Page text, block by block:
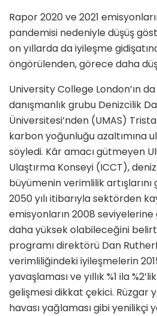
Rapor 2020 ve 2021
pandemisi nedeniyle düşüş
on yıllarda da iyileşme
öngörülenden, görece daha
University College London’ın
danışmanlık grubu Denizcilik
Üniversitesi’nden (UMAS)
karbon yoğunluğu azaltımına
söyledi. Kâr amacı gütmeyen
Ulaştırma Konseyi (ICCT), deniz
büyümenin verimlilik artışlarını
2050 yılı itibarıyla sektörden
emisyonların 2008 seviyelerine
daha yüksek olabileceğini
programı direktörü Dan
verimliliğindeki iyileşmelerin
yavaşlaması ve yıllık %1 ila
gelişmesi dikkat çekici. Rüzgar
havası yağlaması gibi yenilikçi